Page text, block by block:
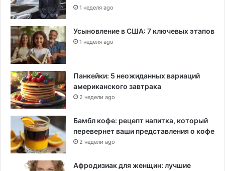
1 неделя ago
Усыновление в США: 7 ключевых этапов
1 неделя ago
Панкейки: 5 неожиданных вариаций
американского завтрака
2 недели ago
Бамбл кофе: рецепт напитка, который
перевернет ваши представления о кофе
2 недели ago
Афродизиак для женщин: лучшие